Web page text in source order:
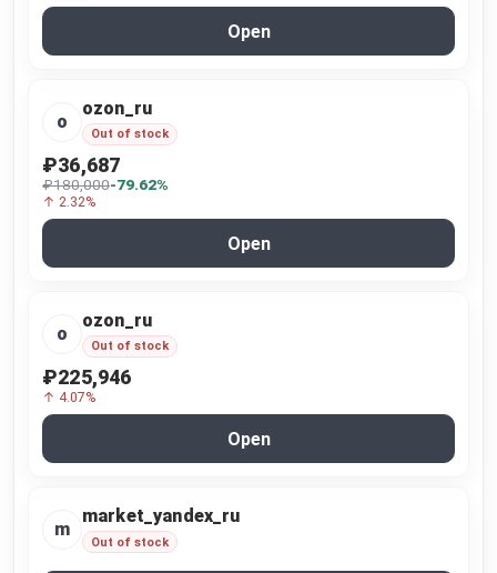
Open
o
ozon_ru
Out of stock
₽36,687
₽180,000-79.62%
↑ 2.32%
Open
o
ozon_ru
Out of stock
₽225,946
↑ 4.07%
Open
m
market_yandex_ru
Out of stock